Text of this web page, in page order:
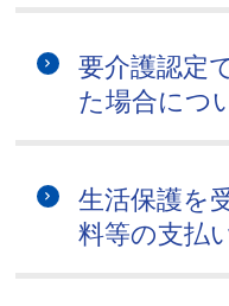
要介護認定
た場合につ
生活保護を
料等の支払